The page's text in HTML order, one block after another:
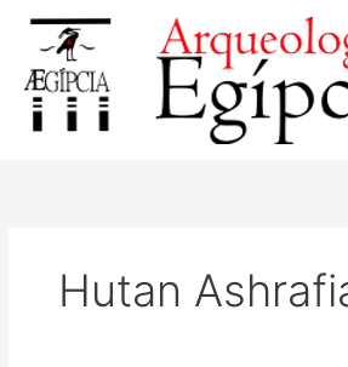
conteúdo
Hutan